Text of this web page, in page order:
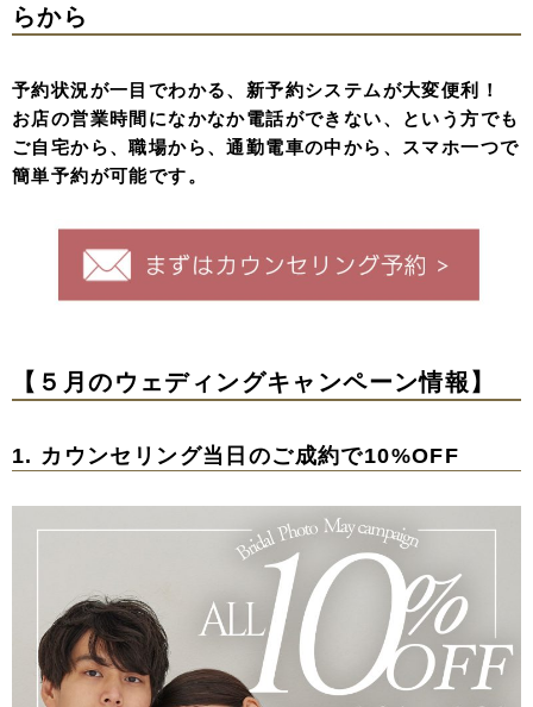
らから
予約状況が一目でわかる、新予約システムが大変便利！
お店の営業時間になかなか電話ができない、という方でも
ご自宅から、職場から、通勤電車の中から、スマホ一つで
簡単予約が可能です。
【５月のウェディングキャンペーン情報 】
1. カウンセリング当日のご成約で10%OFF